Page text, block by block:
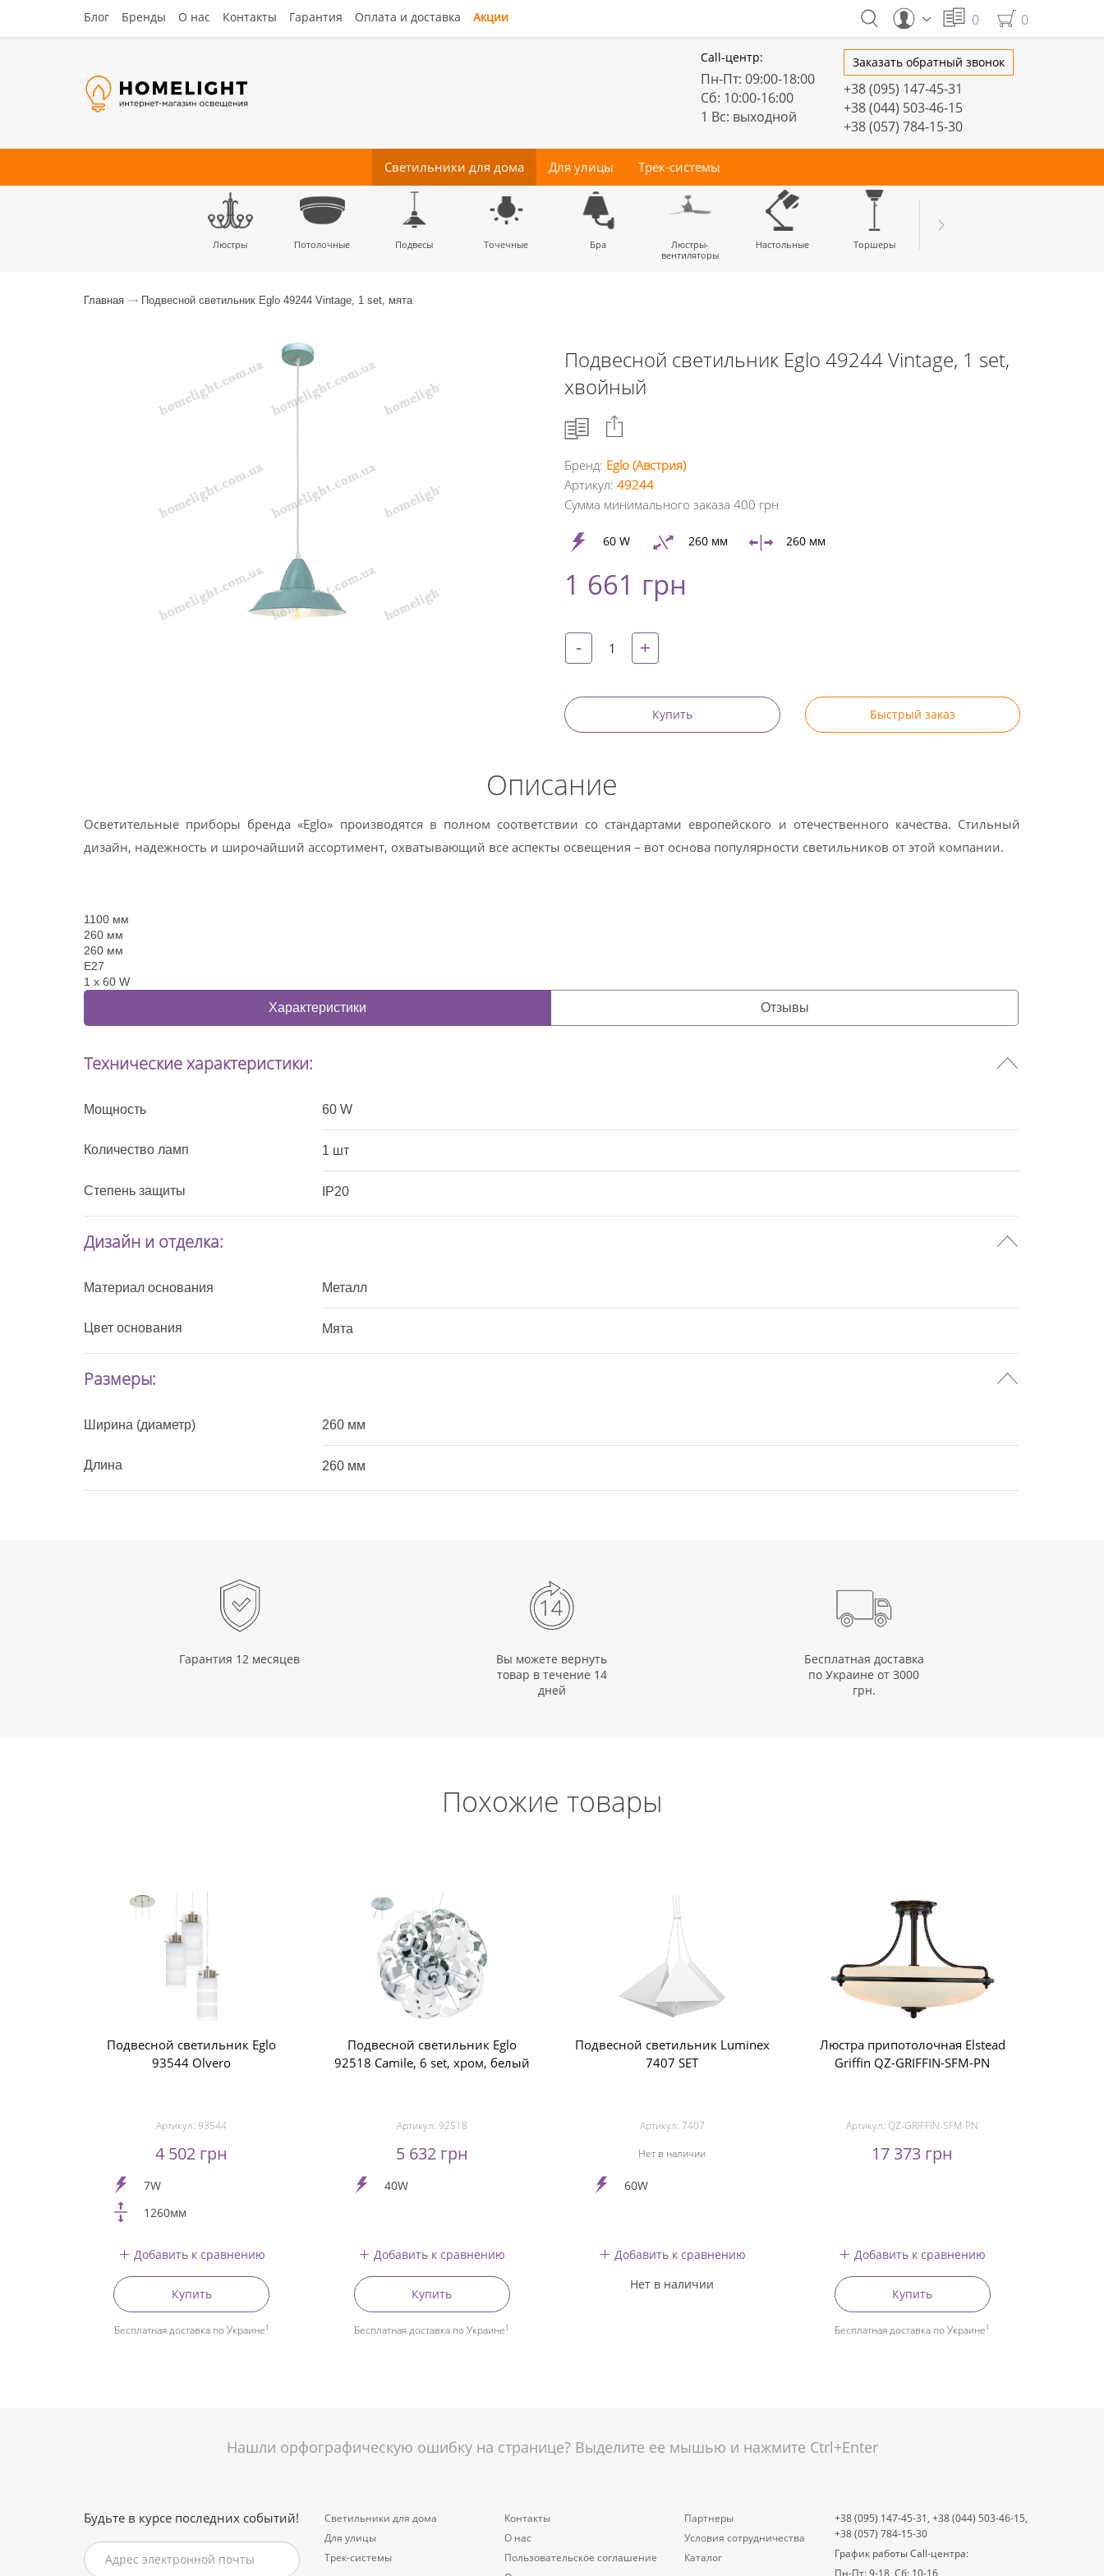
Блог Бренды О нас Контакты Гарантия Оплата и доставка Акции 0 0
Заказать обратный звонок
+38 (095) 147-45-31
+38 (044) 503-46-15
+38 (057) 784-15-30
Call-центр:
Пн-Пт: 09:00-18:00
Сб: 10:00-16:00
1 Вс: выходной
Светильники для дома
Люстры Потолочные Подвесы Точечные Бра
Люстры-
вентиляторы
Настольные Торшеры
Для улицы
Настенные Потолочные Тротуарные Прожектора Декоративные
Трек-системы
Магнитные
Комплектующие
для трек-систем
Главная Подвесной светильник Eglo 49244 Vintage, 1 set, мята
Подвесной светильник Eglo 49244 Vintage, 1 set,
хвойный
Facebook
+
Twitter
Бренд: Eglo (Австрия)
Артикул: 49244
Сумма минимального заказа 400 грн
60 W 260 мм 260 мм
1 661 грн
- +
Купить Быстрый заказ
Описание
Осветительные приборы бренда «Eglo» производятся в полном соответствии со стандартами европейского и отечественного качества. Стильный
дизайн, надежность и широчайший ассортимент, охватывающий все аспекты освещения – вот основа популярности светильников от этой компании.
1100 мм
260 мм
260 мм
E27
1 x 60 W
Характеристики Отзывы
Технические характеристики:
Мощность 60 W
Количество ламп 1 шт
Степень защиты IP20
Дизайн и отделка:
Материал основания Металл
Цвет основания Мята
Размеры:
Ширина (диаметр) 260 мм
Длина 260 мм
Гарантия 12 месяцев
Вы можете вернуть
товар в течение 14
дней
Бесплатная доставка
по Украине от 3000
грн.
Похожие товары
Подвесной светильник Eglo
93544 Olvero
Артикул:93544
4 502 грн
7W
1260мм
Добавить к сравнению
Купить
Бесплатная доставка по Украине1
Подвесной светильник Eglo
92518 Camile, 6 set, хром, белый
Артикул: 92518
5 632 грн
40W
Добавить к сравнению
Купить
Бесплатная доставка по Украине1
Подвесной светильник Luminex
7407 SET
Артикул: 7407
Нет в наличии
60W
Добавить к сравнению
Нет в наличии
Люстра припотолочная Elstead
Griffin QZ-GRIFFIN-SFM-PN
Артикул:QZ-GRIFFIN-SFM-PN
17 373 грн
Добавить к сравнению
Купить
Бесплатная доставка по Украине1
Нашли орфографическую ошибку на странице? Выделите ее мышью и нажмите Ctrl+Enter
Будьте в курсе последних событий!
Светильники для дома
Для улицы
Трек-системы
Контакты
О нас
Пользовательское соглашение
Партнеры
Условия сотрудничества
Каталог
+38 (095) 147-45-31, +38 (044) 503-46-15,
+38 (057) 784-15-30
График работы Call-центра:
Пн-Пт: 9-18, Сб: 10-16